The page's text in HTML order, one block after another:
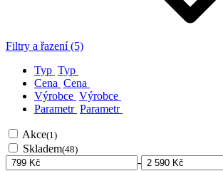
Filtry a řazení (5)
Typ Typ
Cena Cena
Výrobce Výrobce
Parametr Parametr
Akce(1)
Skladem(48)
-